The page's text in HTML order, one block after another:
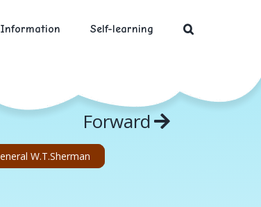
Information Self-learning
Forward
W.T.Sherman